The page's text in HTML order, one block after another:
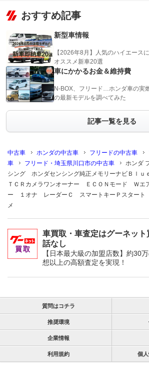
おすすめ記事
新型車情報
【2026年8月】人気のハイエース
オススメ新車20選
車にかかるお金＆維持費
N-BOX、フリード…ホンダ車の実
の最新モデルを調べてみた
記事一覧を見る
中古車 ホンダの中古車 フリードの中古車
車
フリード・埼玉県川口市の中古車
ホンダ
シング ホンダセンシング純正メモリーナビＢｌｕ
ＴＣＲカメラワンオーナー ＥＣＯＮモード Ｗエ
ー １オナ レーダーＣ スマートキーＰスター
メ
車買取・車査定はグーネッ
話なし
【日本最大級の加盟店数】約30
想以上の高額査定を実現！
質問はコチラ
推奨環境
企業情報
利用規約 個